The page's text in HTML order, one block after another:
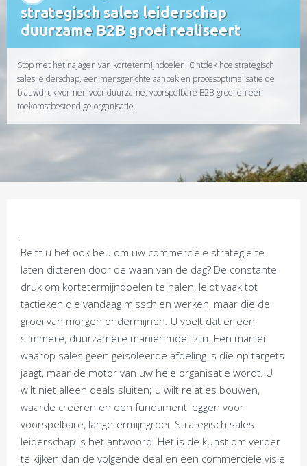
strategisch sales leiderschap
duurzame B2B groei realiseert
Stop met het najagen van kortetermijndoelen. Ontdek hoe strategisch
sales leiderschap, een mensgerichte aanpak en procesoptimalisatie de
blauwdruk vormen voor duurzame, voorspelbare B2B-groei en een
toekomstbestendige organisatie.
Bent u het ook beu om uw commerciële strategie te
laten dicteren door de waan van de dag? De constante
druk om kortetermijndoelen te halen, leidt vaak tot
tactieken die vandaag misschien werken, maar die de
groei van morgen ondermijnen. U voelt dat er een
slimmere, duurzamere manier moet zijn. Een manier
waarop sales geen geïsoleerde afdeling is die op targets
jaagt, maar de motor van uw hele organisatie wordt. U
wilt niet alleen deals sluiten; u wilt relaties bouwen,
waarde creëren en een fundament leggen voor
voorspelbare, langetermijngroei. Strategisch sales
leiderschap is het antwoord. Het is de kunst om verder
te kijken dan de volgende deal en een commerciële visie